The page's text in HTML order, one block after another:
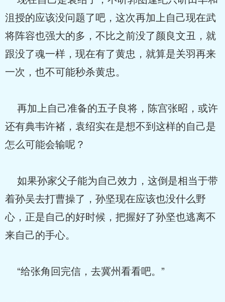
沮授的应该没问题了吧，这次再加上自己现在武
将阵容也强大的多，不比之前没了颜良文丑，就
跟没了魂一样，现在有了黄忠，就算是关羽再来
一次，也不可能秒杀黄忠。
再加上自己准备的五子良将，陈宫张昭，或许
还有典韦许褚，袁绍实在是想不到这样的自己是
怎么可能会输呢？
如果孙家父子能为自己效力，这倒是相当于带
着孙吴去打曹操了，孙坚现在应该也没什么野
心，正是自己的好时候，把握好了孙坚也逃离不
来自己的手心。
“给张角回完信，去冀州看看吧。”